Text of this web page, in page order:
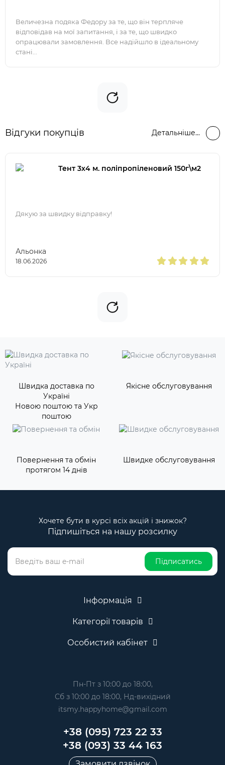
Величезна подяка Федору за те, що він терпляче
відповідав на мої запитання, і за те, що швидко
опрацювали замовлення. Все надійшло в ідеальному
стані...
Відгуки покупців Детальніше...
Тент 3х4 м. поліпропіленовий 150г\м2
Дякую за швидку відправку!
Альонка
18.06.2026
Швидка доставка по
Україні
Новою поштою та Укр
поштою
Якісне обслуговування
Повернення та обмін
протягом 14 днів
Швидке обслуговування
Хочете бути в курсі всіх акцій і знижок?
Підпишіться на нашу розсилку
Підписатись
Інформація
Категорії товарів
Особистий кабінет
Пн-Пт з 10:00 до 18:00,
Сб з 10:00 до 18:00, Нд-вихідний
itsmy.happyhome@gmail.com
+38 (095) 723 22 33
+38 (093) 33 44 163